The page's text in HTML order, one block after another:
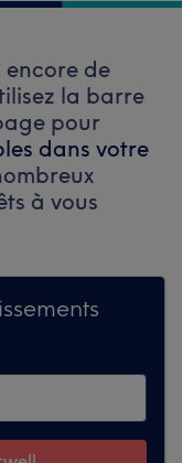
de
la barre
pour
dans votre
à vous